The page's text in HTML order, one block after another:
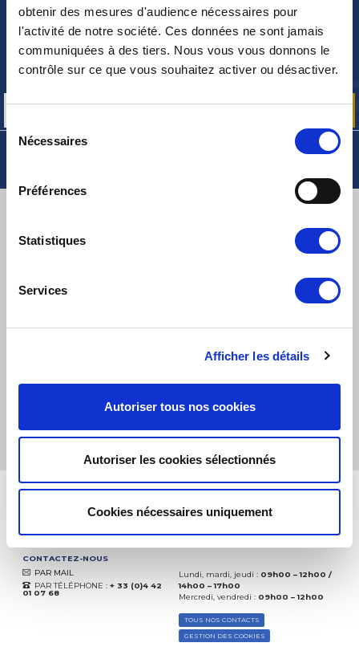
obtenir des mesures d'audience nécessaires pour
l'activité de notre société. Ces données ne sont jamais
communiquées à des tiers. Nous vous vous donnons le
contrôle sur ce que vous souhaitez activer ou désactiver.
Sélection
Nécessaires
Préférences
Statistiques
Services
Afficher les détails
Autoriser tous nos cookies
Autoriser les cookies sélectionnés
Cookies nécessaires uniquement
NEWSLETTER
Inscrivez-vous pour recevoir gratuitement
nos offres promos et actualités produits
PETITS COLIS : TNT, GÉODIS, FRANCE EXPRESS, DPD
eKomi
Excellent: 4.5/5
Basé sur37850 avis
CONTACTEZ-NOUS
PAR MAIL
PAR TÉLÉPHONE : + 33 (0)4 42
01 07 68
Lundi, mardi, jeudi : 09h00 – 12h00 /
14h00 – 17h00
Mercredi, vendredi : 09h00 – 12h00
TOUS NOS CONTACTS
GESTION DES COOKIES